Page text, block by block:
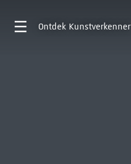
Ontdek Kunstverkenner